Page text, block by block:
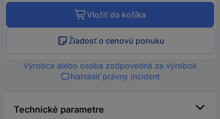
Vložiť do košíka
Žiadosť o cenovú ponuku
Výrobca alebo osoba zodpovedná za výrobok
Nahlásiť právny incident
Technické parametre